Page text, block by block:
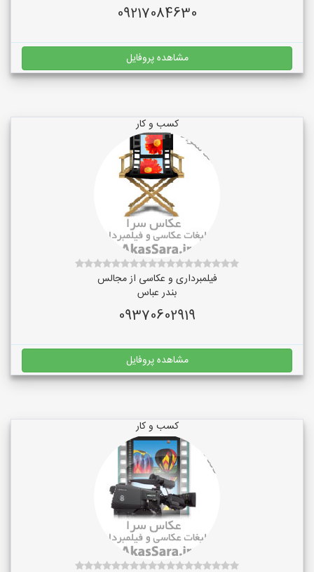
09217084630
مشاهده پروفایل
کسب و کار
فیلمبرداری و عکاسی از مجالس
بندر عباس
09370602919
مشاهده پروفایل
کسب و کار